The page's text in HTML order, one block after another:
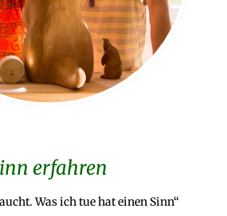
erfahren
Was ich tue hat einen Sinn“